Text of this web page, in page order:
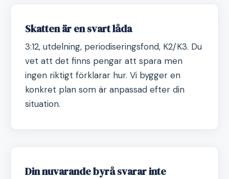
Skatten är en svart låda
3:12, utdelning, periodiseringsfond, K2/K3. Du
vet att det finns pengar att spara men
ingen riktigt förklarar hur. Vi bygger en
konkret plan som är anpassad efter din
situation.
Din nuvarande byrå svarar inte